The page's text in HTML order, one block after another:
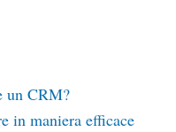
un CRM?
in maniera efficace